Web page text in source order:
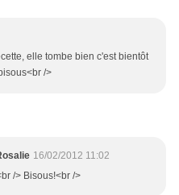
elle tombe bien c'est bientôt
/>
16/02/2012 11:02
/> Bisous!<br />